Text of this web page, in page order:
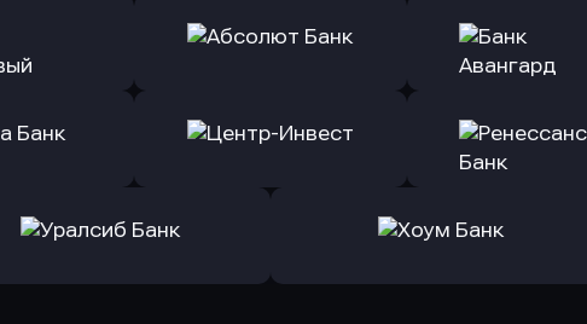
заявку
Банк
Оправить заявку
Оправить
в Райффайзен
заявку
Оправить заявку
Оправить
в Банк
заявку
Оправить